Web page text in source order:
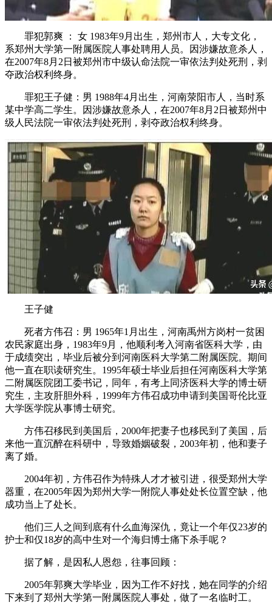
罪犯郭爽 ： 女 1983年9月出生，郑州市人，大专文化，
系郑州大学第一附属医院人事处聘用人员。因涉嫌故意杀人，
在2007年8月2日被郑州市中级认命法院一审依法判处死刑，剥
夺政治权利终身。
罪犯王子健：男 1988年4月出生，河南荥阳市人，当时系
某中学高二学生。因涉嫌故意杀人，在2007年8月2日被郑州中
级人民法院一审依法判处死刑，剥夺政治权利终身。
王子健
死者方伟召：男 1965年1月出生，河南禹州方岗村一贫困
农民家庭出身，1983年9月，他顺利考入河南省医科大学，由
于成绩突出，毕业后被分到河南医科大学第二附属医院。期间
他一直在职读研究生。1995年硕士毕业后担任河南医科大学第
二附属医院团工委书记，同年，有考上同济医科大学的博士研
究生，主攻肝胆外科，1999年方伟召成功申请到美国哥伦比亚
大学医学院从事博士研究。
方伟召移民到美国后，2000年把妻子也移民到了美国，后
来他一直沉醉在科研中，导致婚姻破裂，2003年初，他和妻子
离了婚。
2004年初，方伟召作为特殊人才才被引进，很受郑州大学
器重，在2005年因为郑州大学一附院人事处处长位置空缺，他
成功当上了处长。
他们三人之间到底有什么血海深仇，竟让一个年仅23岁的
护士和仅18岁的高中生对一个海归博士痛下杀手呢？
据了解，是因私人恩怨，往事回顾：
2005年郭爽大学毕业，因为工作不好找，她在同学的介绍
下来到了郑州大学第一附属医院人事处，做了一名临时工。